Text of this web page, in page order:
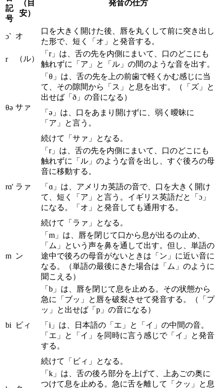
記
号
（目
安）
発音の仕方
ɔ` オ
口を大きく開けた後、唇を丸くして前に突き出し
た形で、短く「オ」と発音する。
r （ル）
「r」は、舌の先を内側にまいて、口のどこにも
触れずに「ア」と「ル」の間のような音を出す。
θə サァ
「θ」は、舌の先を上の前歯で軽くかむ感じに当
て、その隙間から「ス」と息を出す。（「ズ」と
出せば「ð」の音になる）
「ə」は、口をあまり開けずに、弱く曖昧に
「ア」と言う。
続けて「サァ」となる。
rɑ' ラァ
「r」は、舌の先を内側にまいて、口のどこにも
触れずに「ル」のような音を出し、すぐ後ろの母
音に移動する。
「ɑ」は、アメリカ英語の音で、口を大きく開け
て、短く「ア」と言う。イギリス英語だと「ɔ」
になる。「オ」と発音しても通用する。
続けて「ラァ」となる。
m ン
「m」は、唇を閉じて口から息が出るの止め、
「ム」という声を鼻を通して出す。但し、単語の
途中で後ろの母音がないときは「ン」に近い音に
なる。（単語の最後にきた場合は「ム」のように
聞こえる）
bi ビィ
「b」は、唇を閉じて息を止める。その状態から
急に「ブッ」と唇を破裂させて発音する。（「プ
ッ」と出せば「p」の音になる）
「i」は、日本語の「エ」と「イ」の中間の音。
「エ」と「イ」を同時に言う感じで「イ」と発音
する。
続けて「ビィ」となる。
「k」は、舌の後ろ部分を上げて、上あごの奥に
つけて息を止める。急に舌を離して「クッ」と息